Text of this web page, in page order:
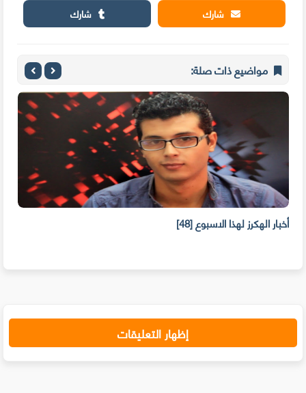
شارك
شارك
مواضيع ذات صلة:
أخبار الهكرز لهذا الاسبوع [48]
إظهار التعليقات